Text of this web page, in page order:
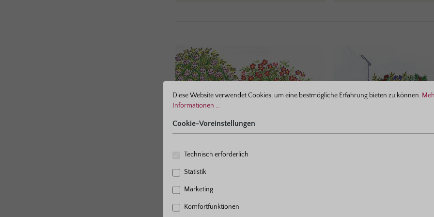
Cookie-Voreinstellungen
Mehr Informationen ...
Diese Website verwendet Cookies, um eine bestmögliche Erfahrung bieten zu können.
Informationen ...
Cookie-Voreinstellungen
Technisch erforderlich
Statistik
Marketing
Komfortfunktionen